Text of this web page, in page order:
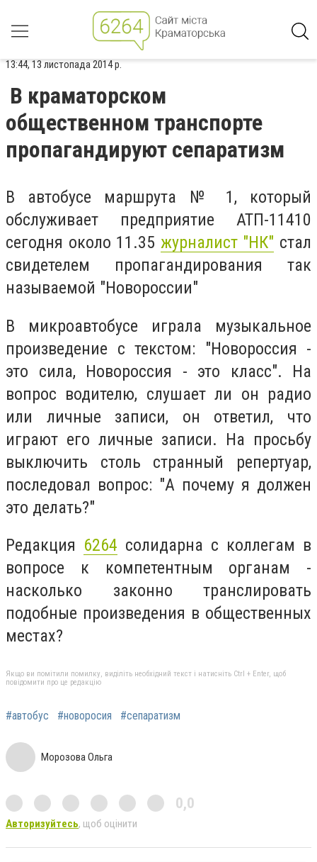
13:44, 13 листопада 2014 р.
В краматорском
общественном транспорте
пропагандируют сепаратизм
В автобусе маршрута № 1, который
обслуживает предприятие АТП-11410
сегодня около 11.35 журналист "НК" стал
свидетелем пропагандирования так
называемой "Новороссии"
В микроавтобусе играла музыкальное
произведение с текстом: "Новороссия -
это сила, Новороссия - это класс". На
вопрос водителю, слушает ли он радио
или личные записи, он ответил, что
играют его личные записи. На просьбу
выключить столь странный репертуар,
последовал вопрос: "А почему я должен
это делать?"
Редакция 6264 солидарна с коллегам в
вопросе к компетентным органам -
насколько законно транслировать
подобные произведения в общественных
местах?
Якщо ви помітили помилку, виділіть необхідний текст і натисніть Ctrl + Enter, щоб
повідомити про це редакцію
#автобус #новоросия #сепаратизм
Морозова Ольга
0,0
Авторизуйтесь, щоб оцінити